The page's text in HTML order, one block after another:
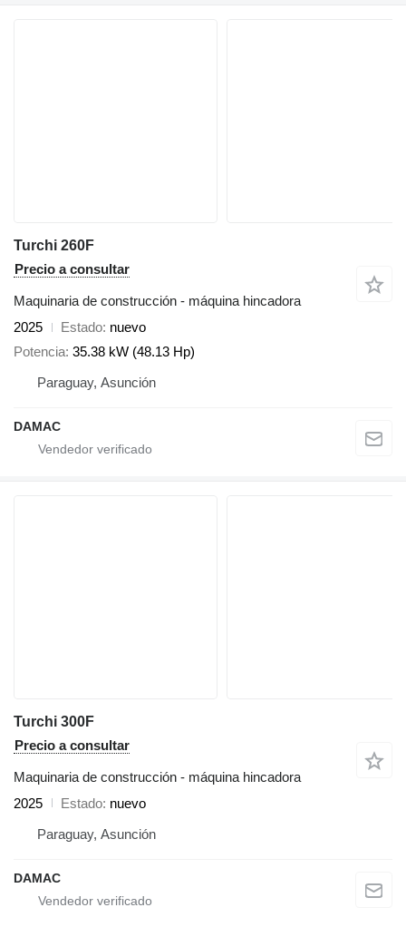
Turchi 260F
Precio a consultar
Maquinaria de construcción - máquina hincadora
2025
Estado nuevo
Potencia 35.38 kW (48.13 Hp)
Paraguay, Asunción
DAMAC
Turchi 300F
Precio a consultar
Maquinaria de construcción - máquina hincadora
2025
Estado nuevo
Paraguay, Asunción
DAMAC